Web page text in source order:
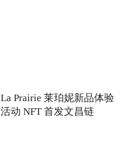
La Prairie 莱珀妮新品体验
活动 NFT 首发文昌链